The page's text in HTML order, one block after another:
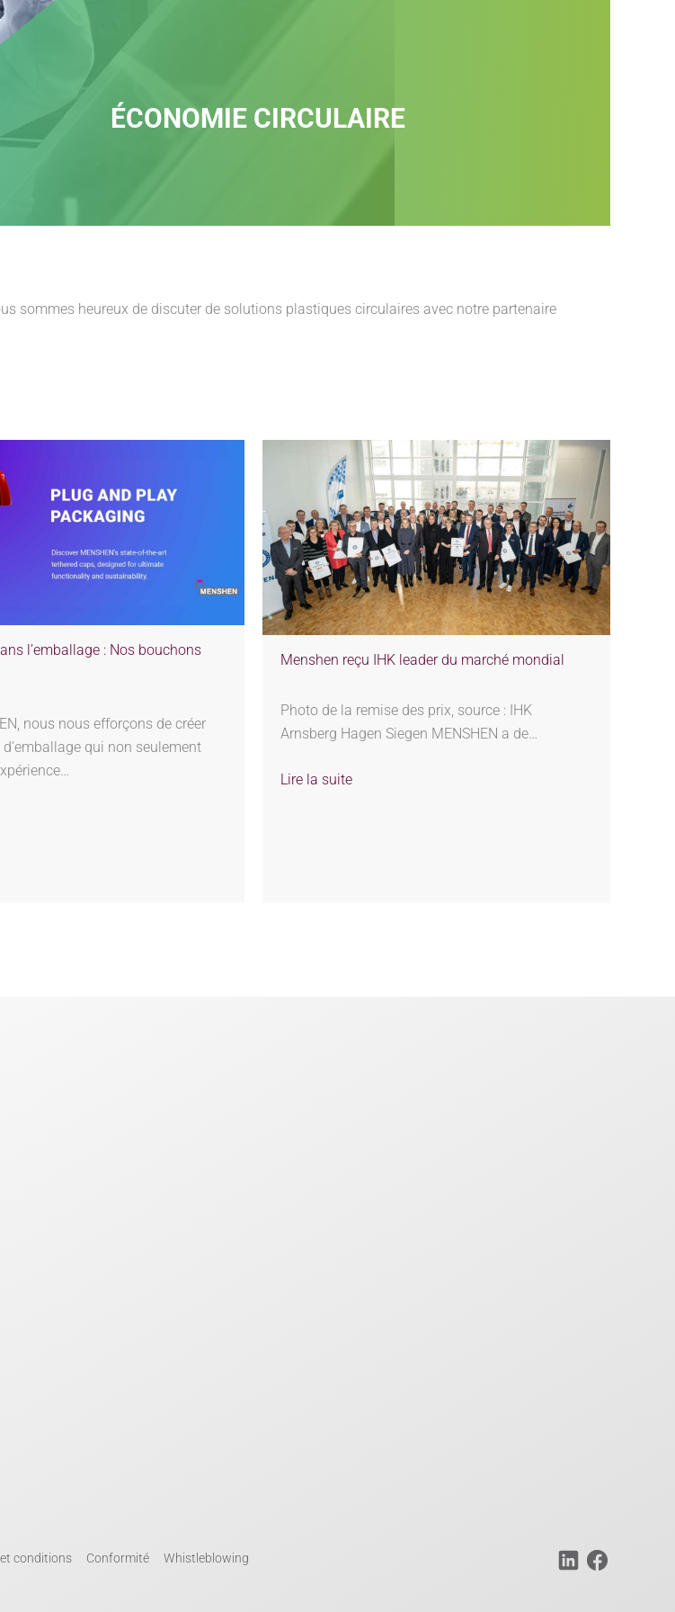
ÉCONOMIE CIRCULAIRE
sommes heureux de discuter de solutions plastiques circulaires avec notre partenaire
l’emballage : Nos bouchons
nous nous efforçons de créer
qui non seulement
Menshen reçu IHK leader du marché mondial
Photo de la remise des prix, source : IHK
Arnsberg Hagen Siegen MENSHEN a de…
Lire la suite
conditions Conformité Whistleblowing